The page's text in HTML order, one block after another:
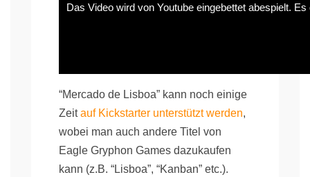
Das Video wird von Youtube eingebettet abespielt.
“Mercado de Lisboa” kann noch einige
Zeitauf Kickstarter unterstützt werden,
wobei man auch andere Titel von
Eagle Gryphon Games dazukaufen
kann (z.B. “Lisboa”, “Kanban” etc.).